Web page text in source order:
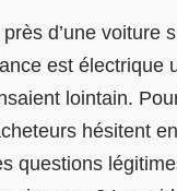
d’une voiture
est électrique
lointain.
hésitent
questions